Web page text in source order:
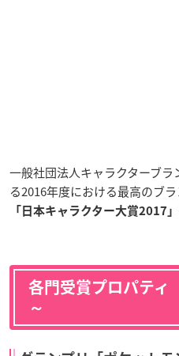
一般社団法人キャラクターブ
る2016年度における最高のブ
「日本キャラクター大賞2017」
各門受賞プロパテ
～